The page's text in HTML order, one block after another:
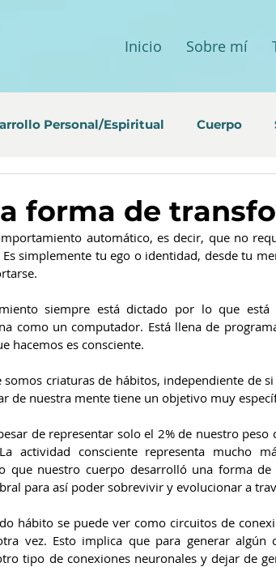
Inicio Sobre mí
Personal/Espiritual Cuerpo
forma de
automático, es decir, que no
simplemente tu ego o identidad, desde tu
siempre está dictado por lo que
como un computador. Está llena de
hacemos es consciente.
somos criaturas de hábitos, independiente de
de nuestra mente tiene un objetivo muy
de representar solo el 2% de nuestro
actividad consciente representa mucho
que nuestro cuerpo desarrolló una forma
para así poder sobrevivir y evolucionar a
hábito se puede ver como circuitos de
vez. Esto implica que para generar algún
tipo de conexiones neuronales y dejar de